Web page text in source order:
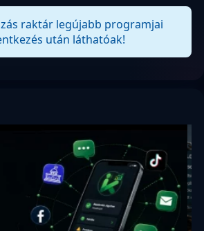
raktár legújabb programjai
után láthatóak!